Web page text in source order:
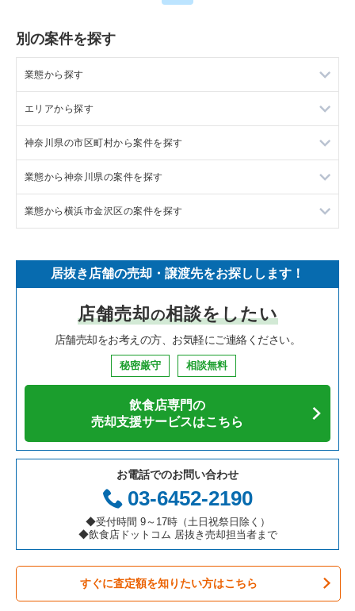
別の案件を探す
業態から探す
ラーメンの居抜き売却物件の案件一覧
フランス料理の居抜き売却物件の案件一覧
イタリア料理の居抜き売却物件の案件一覧
中華の居抜き売却物件の案件一覧
寿司の居抜き売却物件の案件一覧
焼肉の居抜き売却物件の案件一覧
鉄板焼き・お好み焼の居抜き売却物件の案件一覧
カフェの居抜き売却物件の案件一覧
テイクアウトの居抜き売却物件の案件一覧
お弁当・惣菜・デリの居抜き売却物件の案件一覧
カラオケ・パブ・スナックの居抜き売却物件の案件一覧
バーの居抜き売却物件の案件一覧
居酒屋・ダイニングバーの居抜き売却物件の案件一覧
エリアから探す
東京23区の飲食店の居抜き売却物件の案件一覧
東京都下の飲食店の居抜き売却物件の案件一覧
千葉県の飲食店の居抜き売却物件の案件一覧
神奈川県の飲食店の居抜き売却物件の案件一覧
大阪府の飲食店の居抜き売却物件の案件一覧
兵庫県の飲食店の居抜き売却物件の案件一覧
愛知県の飲食店の居抜き売却物件の案件一覧
岐阜県の飲食店の居抜き売却物件の案件一覧
三重県の飲食店の居抜き売却物件の案件一覧
神奈川県の市区町村から案件を探す
大和市の飲食店の居抜き売却物件の案件一覧
鎌倉市の飲食店の居抜き売却物件の案件一覧
川崎市高津区の飲食店の居抜き売却物件の案件一覧
横浜市鶴見区の飲食店の居抜き売却物件の案件一覧
川崎市中原区の飲食店の居抜き売却物件の案件一覧
横浜市南区の飲食店の居抜き売却物件の案件一覧
横浜市港北区の飲食店の居抜き売却物件の案件一覧
横浜市神奈川区の飲食店の居抜き売却物件の案件一覧
横浜市都筑区の飲食店の居抜き売却物件の案件一覧
横浜市西区の飲食店の居抜き売却物件の案件一覧
川崎市宮前区の飲食店の居抜き売却物件の案件一覧
業態から神奈川県の案件を探す
神奈川県のラーメンの居抜き売却物件の案件一覧
神奈川県のイタリア料理の居抜き売却物件の案件一覧
神奈川県の中華の居抜き売却物件の案件一覧
神奈川県のそば・うどんの居抜き売却物件の案件一覧
神奈川県の焼肉の居抜き売却物件の案件一覧
神奈川県の鉄板焼き・お好み焼の居抜き売却物件の案件一覧
神奈川県のアジア料理の居抜き売却物件の案件一覧
神奈川県のカフェの居抜き売却物件の案件一覧
神奈川県のテイクアウトの居抜き売却物件の案件一覧
神奈川県のお弁当・惣菜・デリの居抜き売却物件の案件一覧
業態から横浜市金沢区の案件を探す
横浜市金沢区のイタリア料理の居抜き売却物件の案件一覧
横浜市金沢区の中華の居抜き売却物件の案件一覧
横浜市金沢区の寿司の居抜き売却物件の案件一覧
横浜市金沢区のテイクアウトの居抜き売却物件の案件一覧
横浜市金沢区のお弁当・惣菜・デリの居抜き売却物件の案件一
横浜市金沢区のカラオケ・パブ・スナックの居抜き売却物件の
横浜市金沢区の居酒屋・ダイニングバーの居抜き売却物件の案
居抜き店舗の売却・譲渡先をお探しします！
店舗売却の相談をしたい
店舗売却をお考えの方、お気軽にご連絡ください。
秘密厳守 相談無料
飲食店専門の
売却支援サービスはこちら
お電話でのお問い合わせ
03-6452-2190
◆受付時間 9～17時（土日祝祭日除く）
◆飲食店ドットコム 居抜き売却担当者まで
すぐに査定額を知りたい方はこちら